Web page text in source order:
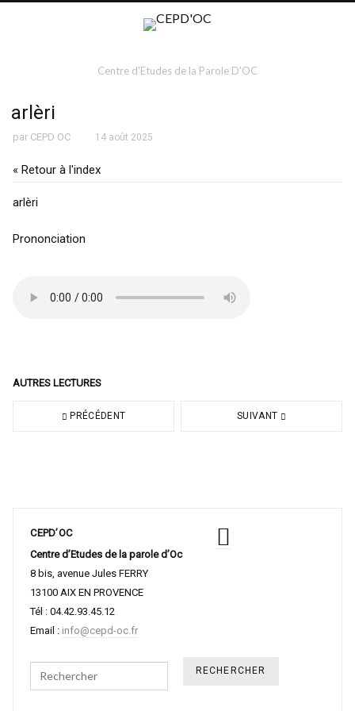
Centre d'Etudes de la Parole D'OC
arlèri
par CEPD OC 14 août 2025
« Retour à l'index
arlèri
Prononciation
AUTRES LECTURES
PRÉCÉDENT SUIVANT
CEPD’OC
Centre d’Etudes de la parole d’Oc
8 bis, avenue Jules FERRY
13100 AIX EN PROVENCE
Tél : 04.42.93.45.12
Email : info@cepd-oc.fr
Search